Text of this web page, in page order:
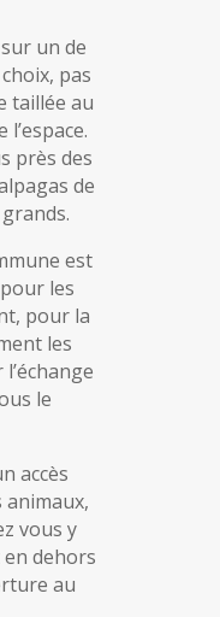
un de
pas
taillée au
près des
de
est
les
pour la
les
le
accès
animaux,
vous y
dehors
au